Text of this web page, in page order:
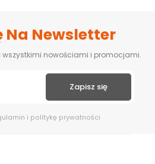
Na Newsletter
wszystkimi nowościami i promocjami.
i politykę prywatności